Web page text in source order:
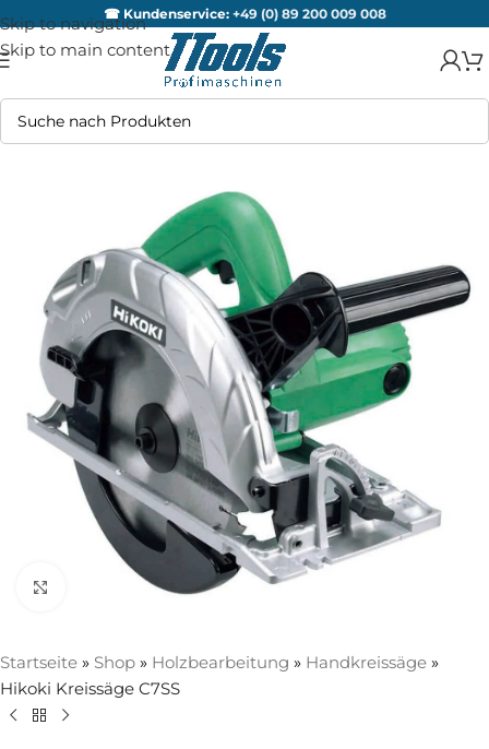
Skip to navigation
Skip to main content
☎ Kundenservice: +49 (0) 89 200 009 008
Zum Vergrößern anklicken
Startseite » Shop » Holzbearbeitung » Handkreissäge »
Hikoki Kreissäge C7SS